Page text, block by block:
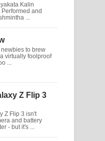
Kalin
and
...
to brew
virtually foolproof
...
Z Flip 3
Z Flip 3 isn't
and battery
- but it's ...